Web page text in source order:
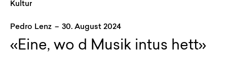
Kultur
Pedro Lenz – 30. August 2024
«Eine, wo d Musik intus hett»